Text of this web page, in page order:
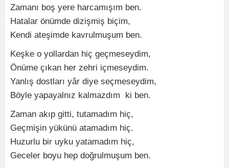
Zamanı boş yere harcamışım ben.
Hatalar önümde dizişmiş biçim,
Kendi ateşimde kavrulmuşum ben.
Keşke o yollardan hiç geçmeseydim,
Önüme çıkan her zehri içmeseydim.
Yanlış dostları yâr diye seçmeseydim,
Böyle yapayalnız kalmazdım ki ben.
Zaman akıp gitti, tutamadım hiç,
Geçmişin yükünü atamadım hiç.
Huzurlu bir uyku yatamadım hiç,
Geceler boyu hep doğrulmuşum ben.